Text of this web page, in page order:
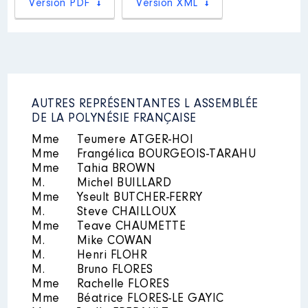
Description: membre titulaire
Organisme: Commission ad'hoc
des taxis │ De : 05/2023 à
12/2023
Rémunération ou gratification
Année Montant
Version PDF Version XML
AUTRES REPRÉSENTANTES L ASSEMBLÉE
DE LA POLYNÉSIE FRANÇAISE
Mme
Teumere ATGER-HOI
Mme
Frangélica BOURGEOIS-TARAHU
Mme
Tahia BROWN
M.
Michel BUILLARD
Mme
Yseult BUTCHER-FERRY
M.
Steve CHAILLOUX
Mme
Teave CHAUMETTE
M.
Mike COWAN
M.
Henri FLOHR
M.
Bruno FLORES
Mme
Rachelle FLORES
Mme
Béatrice FLORES-LE GAYIC